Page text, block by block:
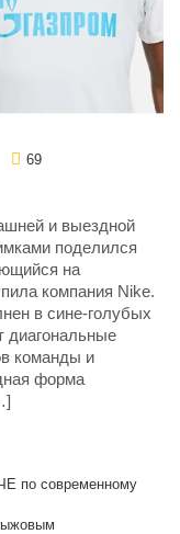
69
и выездной
поделился
на
компания Nike.
в сине-голубых
диагональные
команды и
форма
по современному